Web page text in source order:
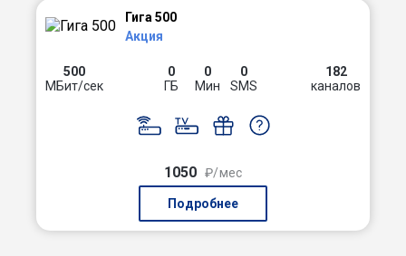
Гига 500
Акция
500
МБит/сек
0
ГБ
0
Мин
0
SMS
182
каналов
1050 ₽/мес
Подробнее